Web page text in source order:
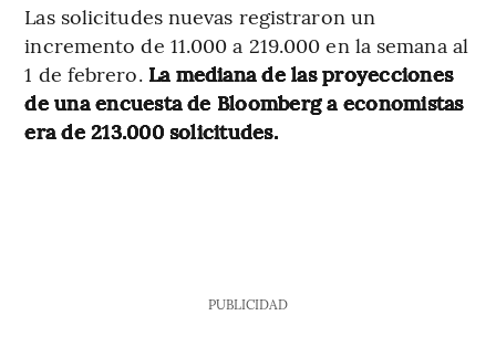
Las solicitudes nuevas registraron un
incremento de 11.000 a 219.000 en la semana al
1 de febrero. La mediana de las proyecciones
de una encuesta de Bloomberg a economistas
era de 213.000 solicitudes.
PUBLICIDAD